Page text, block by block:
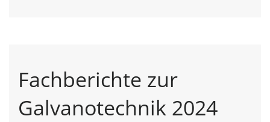
Fachberichte zur
Galvanotechnik 2024